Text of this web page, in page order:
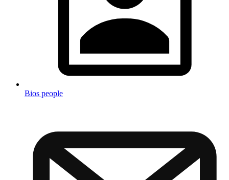
Bios people